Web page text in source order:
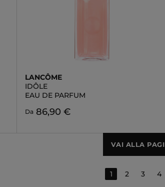
LANCÔME
IDÔLE
EAU DE PARFUM
Da 86,90 €
VAI ALLA
1 2 3 4